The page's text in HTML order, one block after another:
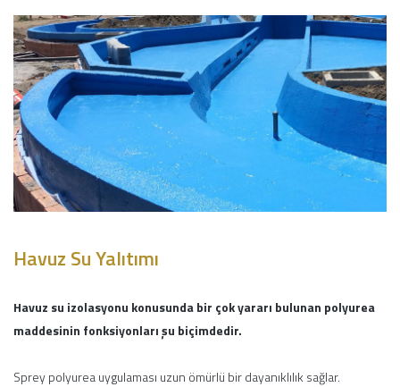
Havuz Su Yalıtımı
Havuz su izolasyonu konusunda bir çok yararı bulunan polyurea
maddesinin fonksiyonları şu biçimdedir.
Sprey polyurea uygulaması uzun ömürlü bir dayanıklılık sağlar.